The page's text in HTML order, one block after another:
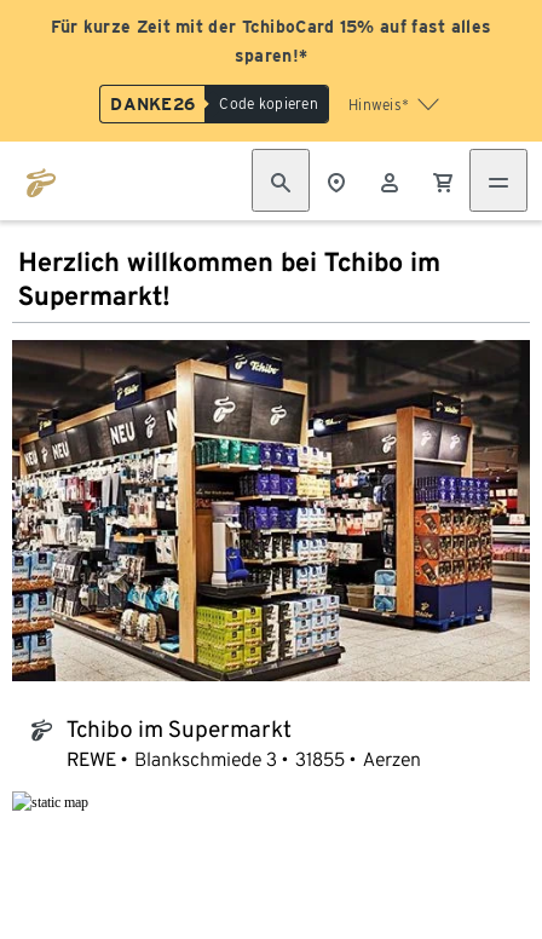
Für kurze Zeit mit der TchiboCard 15% auf fast alles
sparen!*
DANKE26 Code kopieren Hinweis*
Herzlich willkommen bei Tchibo im
Supermarkt!
tchibo_logo Tchibo im Supermarkt
REWE Blankschmiede 3 31855 Aerzen